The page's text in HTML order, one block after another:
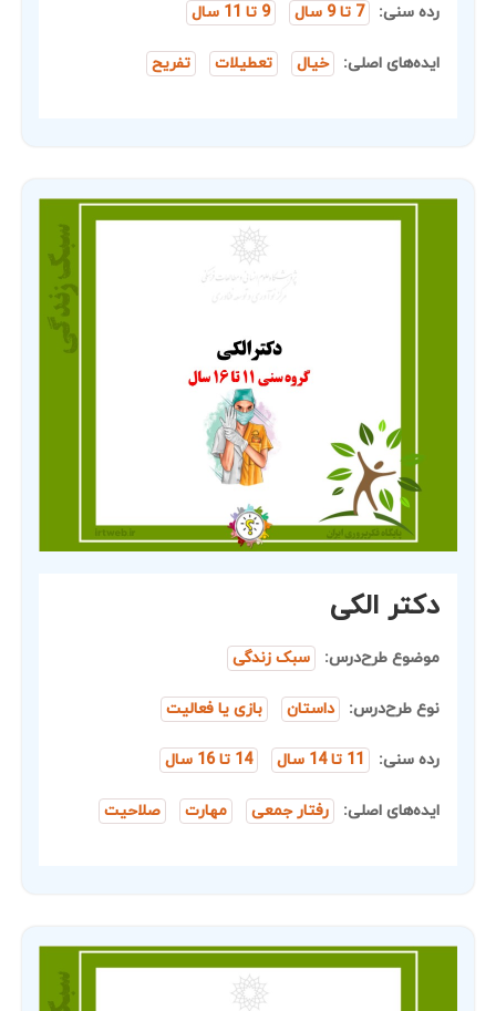
رده سنی: 7 تا 9 سال 9 تا 11 سال
ایده‌های اصلی: خیال تعطیلات تفریح
دکتر الکی
موضوع طرح‌درس: سبک زندگی
نوع طرح‌درس: داستان بازی یا فعالیت
رده سنی: 11 تا 14 سال 14 تا 16 سال
ایده‌های اصلی: رفتار جمعی مهارت صلاحیت